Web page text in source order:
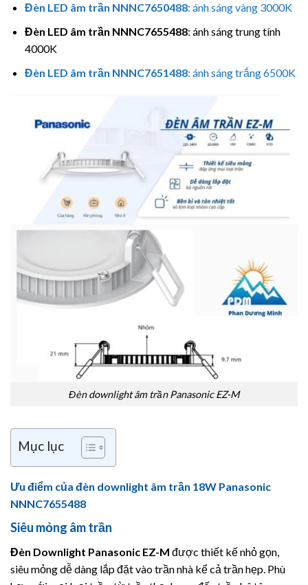
Đèn LED âm trần NNNC7650488: ánh sáng vàng 3000K
Đèn LED âm trần NNNC7655488: ánh sáng trung tính
4000K
Đèn LED âm trần NNNC7651488: ánh sáng trắng 6500K
Đèn downlight âm trần Panasonic EZ-M
Mục lục
Ưu điểm của đèn downlight âm trần 18W Panasonic
NNNC7655488
Siêu mỏng âm trần
Đèn Downlight Panasonic EZ-M được thiết kế nhỏ gọn,
siêu mỏng dễ dàng lắp đặt vào trần nhà kể cả trần hẹp. Phù